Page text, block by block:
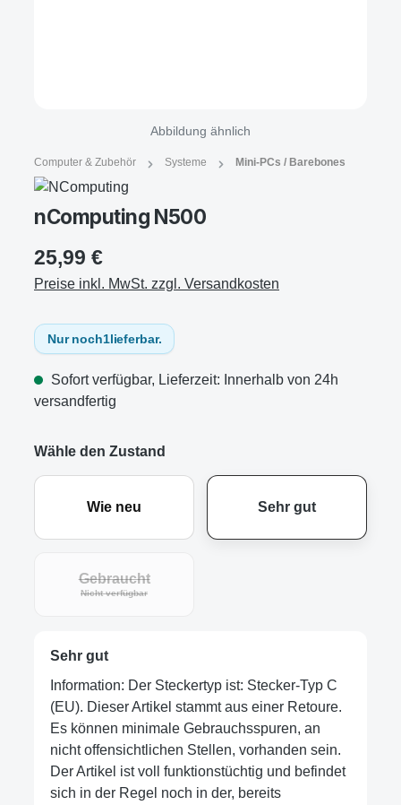
Abbildung ähnlich
Computer & Zubehör Systeme Mini-PCs / Barebones
nComputing N500
25,99 €
Preise inkl. MwSt. zzgl. Versandkosten
Nur noch1lieferbar.
Sofort verfügbar, Lieferzeit: Innerhalb von 24h
versandfertig
Wähle den Zustand
Wie neu Sehr gut
Gebraucht
Nicht verfügbar
Sehr gut
Information: Der Steckertyp ist: Stecker-Typ C
(EU). Dieser Artikel stammt aus einer Retoure.
Es können minimale Gebrauchsspuren, an
nicht offensichtlichen Stellen, vorhanden sein.
Der Artikel ist voll funktionstüchtig und befindet
sich in der Regel noch in der, bereits